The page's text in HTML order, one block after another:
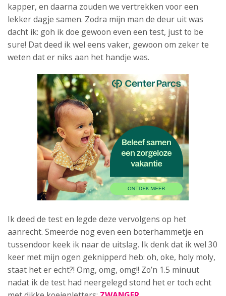
kapper, en daarna zouden we vertrekken voor een
lekker dagje samen. Zodra mijn man de deur uit was
dacht ik: goh ik doe gewoon even een test, just to be
sure! Dat deed ik wel eens vaker, gewoon om zeker te
weten dat er niks aan het handje was.
Ik deed de test en legde deze vervolgens op het
aanrecht. Smeerde nog even een boterhammetje en
tussendoor keek ik naar de uitslag. Ik denk dat ik wel 30
keer met mijn ogen geknipperd heb: oh, oke, holy moly,
staat het er echt?! Omg, omg, omg!! Zo’n 1.5 minuut
nadat ik de test had neergelegd stond het er toch echt